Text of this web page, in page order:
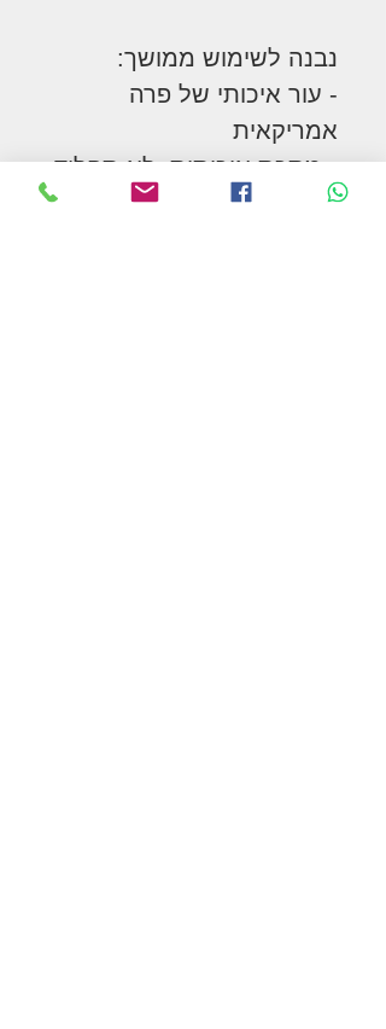
נבנה לשימוש ממושך:
- עור איכותי של פרה
אמריקאית
- מתכת איכותית, לא תחליד
- תפירה איכותית, לא